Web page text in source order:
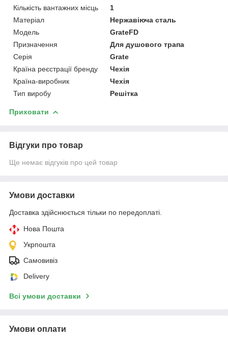
Кількість вантажних місць
1
Матеріал
Нержавіюча сталь
Мoдель
GrateFD
Призначення
Для душового трапа
Серія
Grate
Країна реєстрації бренду
Чехія
Країна-виробник
Чехія
Тип виробу
Решітка
Приховати
Відгуки про товар
Ще немає відгуків про цей товар
Умови доставки
Доставка здійснюється тільки по передоплаті.
Нова Пошта
Укрпошта
Самовивіз
Delivery
Всі умови доставки
Умови оплати